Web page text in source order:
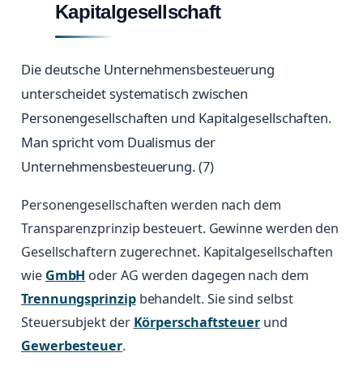
Kapitalgesellschaft
Die deutsche Unternehmensbesteuerung
unterscheidet systematisch zwischen
Personengesellschaften und Kapitalgesellschaften.
Man spricht vom Dualismus der
Unternehmensbesteuerung. (7)
Personengesellschaften werden nach dem
Transparenzprinzip besteuert. Gewinne werden den
Gesellschaftern zugerechnet. Kapitalgesellschaften
wie GmbH oder AG werden dagegen nach dem
Trennungsprinzipbehandelt. Sie sind selbst
Steuersubjekt der Körperschaftsteuer und
Gewerbesteuer.